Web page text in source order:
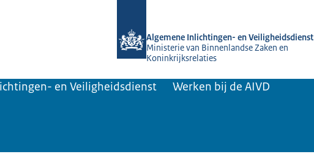
Algemene Inlichtingen- en Veiligheidsdienst
Ministerie van Binnenlandse Zaken en
Koninkrijksrelaties
en Veiligheidsdienst Werken bij de AIVD